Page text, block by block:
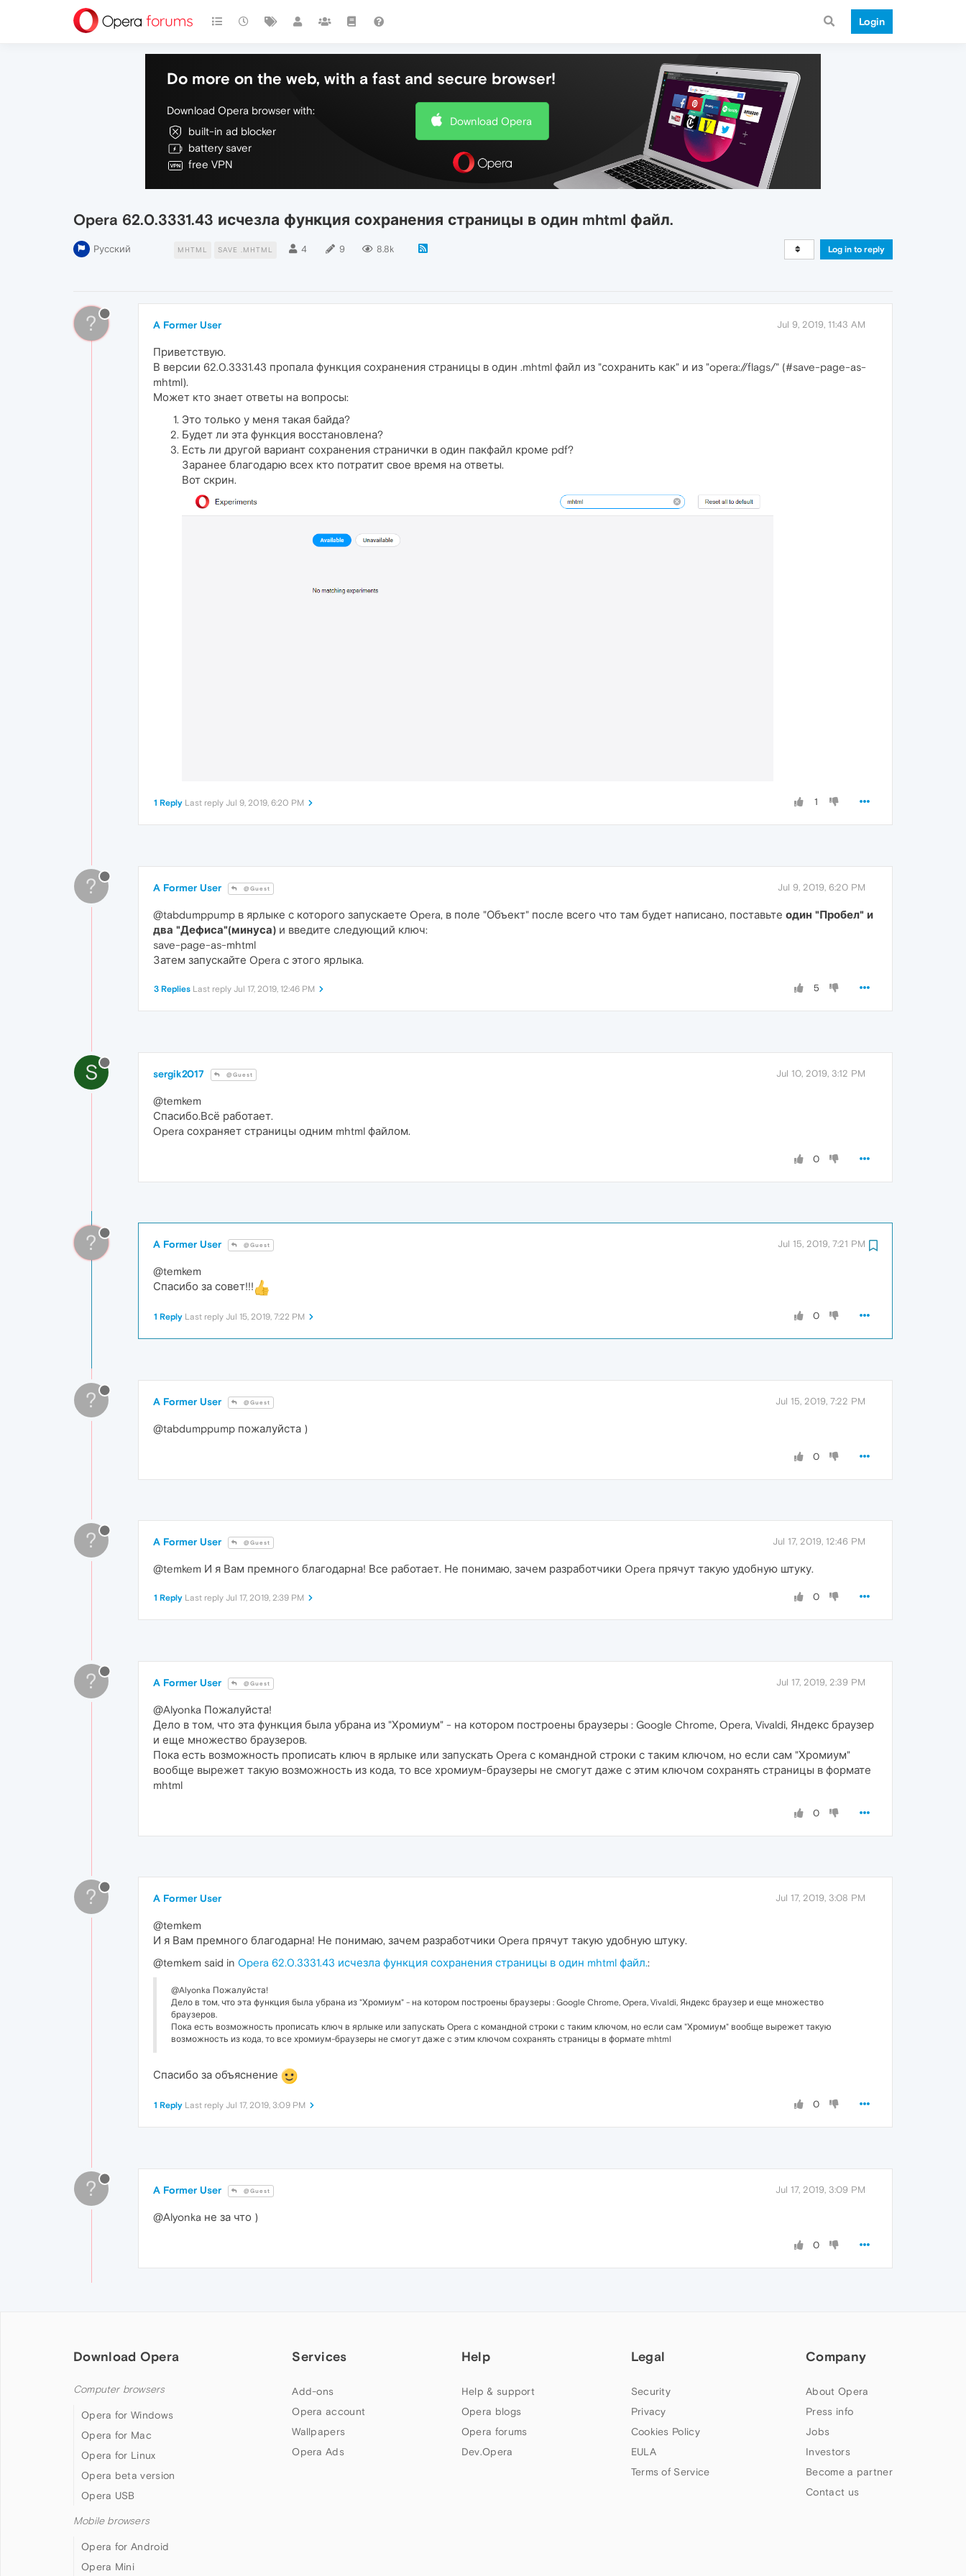
Login
Do more on the web, with a fast and secure browser!
Download Opera browser with:
built-in ad blocker
battery saver
free VPN
Download Opera
Opera 62.0.3331.43 исчезла функция сохранения страницы в один mhtml файл.
Русский MHTML SAVE .MHTML 4 9 8.8k Log in to reply
? A Former User Jul 9, 2019, 11:43 AM
Приветствую.
В версии 62.0.3331.43 пропала функция сохранения страницы в один .mhtml файл из "сохранить как" и из "opera://flags/" (#save-page-as-
mhtml).
Может кто знает ответы на вопросы:
Это только у меня такая байда?
Будет ли эта функция восстановлена?
Есть ли другой вариант сохранения странички в один пакфайл кроме pdf?
Заранее благодарю всех кто потратит свое время на ответы.
Вот скрин.
1
1 Reply Last reply Jul 9, 2019, 6:20 PM
? A Former User @Guest Jul 9, 2019, 6:20 PM
@tabdumppump в ярлыке с которого запускаете Opera, в поле "Объект" после всего что там будет написано, поставьте один "Пробел" и
два "Дефиса"(минуса) и введите следующий ключ:
save-page-as-mhtml
Затем запускайте Opera с этого ярлыка.
5
3 Replies Last reply Jul 17, 2019, 12:46 PM
S sergik2017 @Guest Jul 10, 2019, 3:12 PM
@temkem
Спасибо.Всё работает.
Opera сохраняет страницы одним mhtml файлом.
0
? A Former User @Guest Jul 15, 2019, 7:21 PM
@temkem
Спасибо за совет!!!
0
1 Reply Last reply Jul 15, 2019, 7:22 PM
? A Former User @Guest Jul 15, 2019, 7:22 PM
@tabdumppump пожалуйста )
0
? A Former User @Guest Jul 17, 2019, 12:46 PM
@temkem И я Вам премного благодарна! Все работает. Не понимаю, зачем разработчики Opera прячут такую удобную штуку.
0
1 Reply Last reply Jul 17, 2019, 2:39 PM
? A Former User @Guest Jul 17, 2019, 2:39 PM
@Alyonka Пожалуйста!
Дело в том, что эта функция была убрана из "Хромиум" - на котором построены браузеры : Google Chrome, Opera, Vivaldi, Яндекс браузер
и еще множество браузеров.
Пока есть возможность прописать ключ в ярлыке или запускать Opera с командной строки с таким ключом, но если сам "Хромиум"
вообще вырежет такую возможность из кода, то все хромиум-браузеры не смогут даже с этим ключом сохранять страницы в формате
mhtml
0
? A Former User Jul 17, 2019, 3:08 PM
@temkem
И я Вам премного благодарна! Не понимаю, зачем разработчики Opera прячут такую удобную штуку.
@temkem said in Opera 62.0.3331.43 исчезла функция сохранения страницы в один mhtml файл.:
@Alyonka Пожалуйста!
Дело в том, что эта функция была убрана из "Хромиум" - на котором построены браузеры : Google Chrome, Opera, Vivaldi, Яндекс браузер и еще множество
браузеров.
Пока есть возможность прописать ключ в ярлыке или запускать Opera с командной строки с таким ключом, но если сам "Хромиум" вообще вырежет такую
возможность из кода, то все хромиум-браузеры не смогут даже с этим ключом сохранять страницы в формате mhtml
Спасибо за объяснение
0
1 Reply Last reply Jul 17, 2019, 3:09 PM
? A Former User @Guest Jul 17, 2019, 3:09 PM
@Alyonka не за что )
0
Download Opera
Computer browsers
Opera for Windows
Opera for Mac
Opera for Linux
Opera beta version
Opera USB
Mobile browsers
Opera for Android
Opera Mini
Services
Add-ons
Opera account
Wallpapers
Opera Ads
Help
Help & support
Opera blogs
Opera forums
Dev.Opera
Legal
Security
Privacy
Cookies Policy
EULA
Terms of Service
Company
About Opera
Press info
Jobs
Investors
Become a partner
Contact us